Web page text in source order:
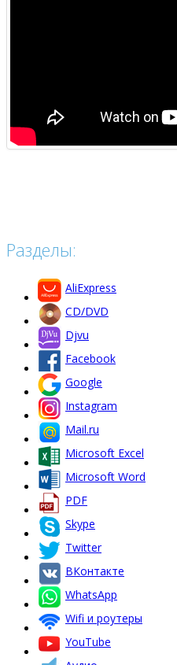
Разделы:
AliExpress
CD/DVD
Djvu
Facebook
Google
Instagram
Mail.ru
Microsoft Excel
Microsoft Word
PDF
Skype
Twitter
ВКонтакте
WhatsApp
Wifi и роутеры
YouTube